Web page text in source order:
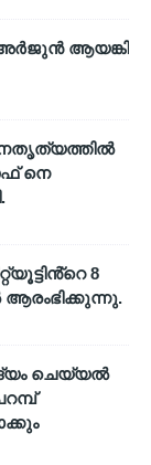
അര്‍ജുന്‍ ആയങ്കി
നെ
8
ചെയ്യല്‍